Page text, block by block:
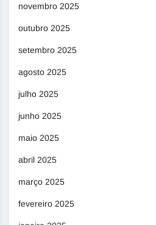
novembro 2025
outubro 2025
setembro 2025
agosto 2025
julho 2025
junho 2025
maio 2025
abril 2025
março 2025
fevereiro 2025